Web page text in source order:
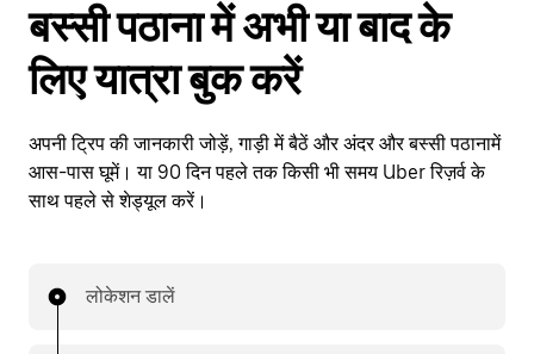
बस्सी पठाना में अभी या बाद के
लिए यात्रा बुक करें
अपनी ट्रिप की जानकारी जोड़ें, गाड़ी में बैठें और अंदर और बस्सी पठानामें
आस-पास घूमें। या 90 दिन पहले तक किसी भी समय Uber रिज़र्व के
साथ पहले से शेड्यूल करें।
लोकेशन डालें